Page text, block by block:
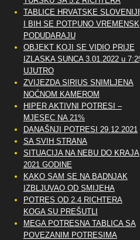
TABLICE HRVATSKE SLOVENIJE
I BIH SE POTPUNO VREMENSKI
PODUDARAJU
OBJEKT KOJI SE VIDIO PRIJE
IZLASKA SUNCA 3.01.2022 u 7:25
UJUTRO
ZVIJEZDA SIRIUS SNIMLJENA
NOĆNOM KAMEROM
HIPER AKTIVNI POTRESI –
MJESEC NA 21%
DANAŠNJI POTRESI 29.12.2021
SA SVIH STRANA
SITUACIJA NA NEBU DO KRAJA
2021 GODINE
KAKO SAM SE NA BADNJAK
IZBLJUVAO OD SMIJEHA
POTRES OD 2.4 RICHTERA
KOGA SU PREŠUTLI
MEGA POTRESNA TABLICA SA
POVEZANIM POTRESIMA